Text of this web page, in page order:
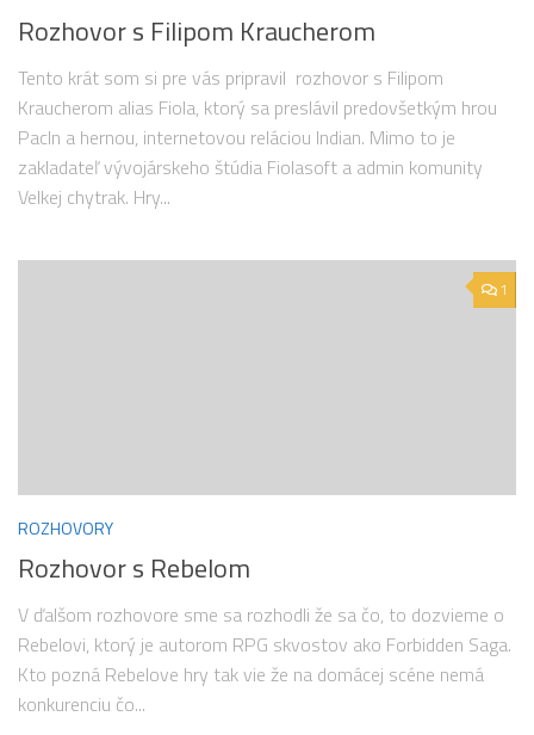
Rozhovor s Filipom Kraucherom
Tento krát som si pre vás pripravil rozhovor s Filipom
Kraucherom alias Fiola, ktorý sa preslávil predovšetkým hrou
PacIn a hernou, internetovou reláciou Indian. Mimo to je
zakladateľ vývojárskeho štúdia Fiolasoft a admin komunity
Velkej chytrak. Hry...
1
ROZHOVORY
Rozhovor s Rebelom
V ďalšom rozhovore sme sa rozhodli že sa čo, to dozvieme o
Rebelovi, ktorý je autorom RPG skvostov ako Forbidden Saga.
Kto pozná Rebelove hry tak vie že na domácej scéne nemá
konkurenciu čo...